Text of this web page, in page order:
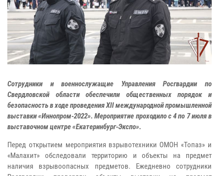
Сотрудники и военнослужащие Управления Росгвардии по
Свердловской области обеспечили общественных порядок и
безопасность в ходе проведения XII международной промышленной
выставки «Иннопром-2022». Мероприятие проходило с 4 по 7 июля в
выставочном центре «Екатеринбург-Экспо».
Перед открытием мероприятия взрывотехники ОМОН «Топаз» и
«Малахит» обследовали территорию и объекты на предмет
наличия взрывоопасных предметов. Ежедневно сотрудники